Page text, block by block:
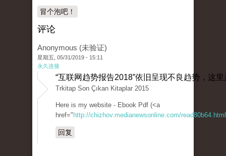
冒个泡吧！
评论
Anonymous (未验证)
星期五, 05/31/2019 - 15:11
永久连接
“互联网趋势报告2018”依旧呈现不良趋势，这
Trkitap Son Çıkan Kitaplar 2015
Here is my website - Ebook Pdf (<a
href=" http://chizhov.medianewsonline.com/
回复